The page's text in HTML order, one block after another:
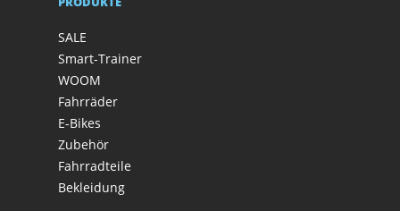
SALE
Smart-Trainer
WOOM
Fahrräder
E-Bikes
Zubehör
Fahrradteile
Bekleidung